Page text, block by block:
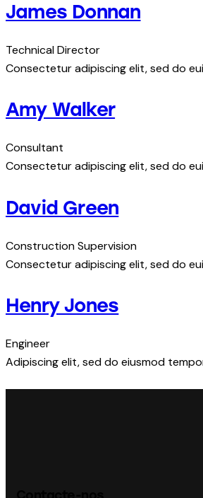
James Donnan
Technical Director
Consectetur adipiscing elit, sed do
Amy Walker
Consultant
Consectetur adipiscing elit, sed do
David Green
Construction Supervision
Consectetur adipiscing elit, sed do
Henry Jones
Engineer
Adipiscing elit, sed do eiusmod